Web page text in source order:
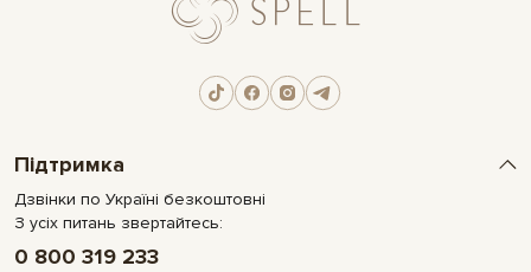
Підтримка
Дзвінки по Україні безкоштовні
З усіх питань звертайтесь:
0 800 319 233